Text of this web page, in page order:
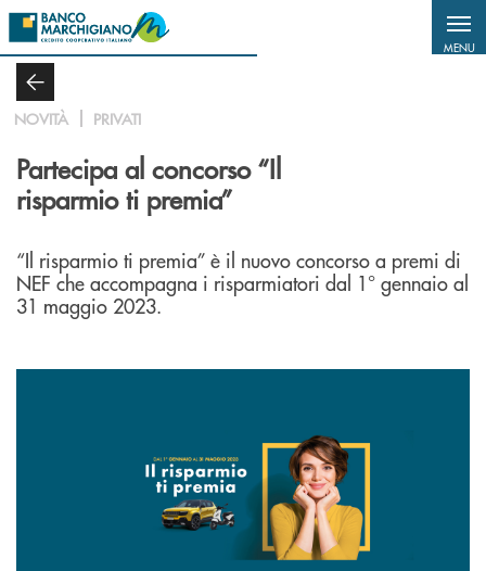
Salta al contenuto principale
MENU
NOVITÀ PRIVATI
Partecipa al concorso “Il
risparmio ti premia”
“Il risparmio ti premia” è il nuovo concorso a premi di
NEF che accompagna i risparmiatori dal 1° gennaio al
31 maggio 2023.